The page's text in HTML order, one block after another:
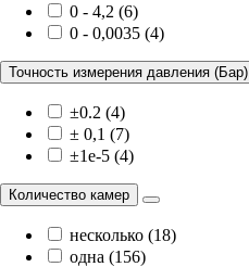
0 - 4,2 (6)
0 - 0,0035 (4)
Точность измерения давления (Бар)
±0.2 (4)
± 0,1 (7)
±1e-5 (4)
Количество камер
несколько (18)
одна (156)